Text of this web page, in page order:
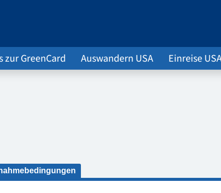
zur GreenCard Auswandern USA Einreise